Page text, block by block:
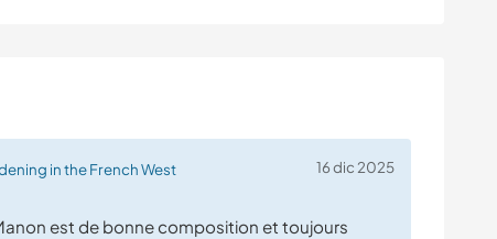
16 dic 2025
in the French West
est de bonne composition et toujours